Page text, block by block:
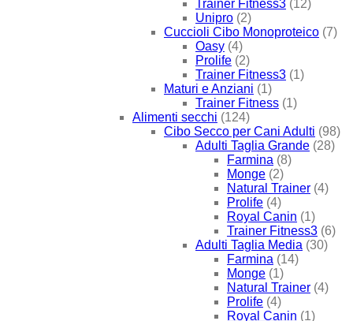
Trainer Fitness3 (12)
Unipro (2)
Cuccioli Cibo Monoproteico (7)
Oasy (4)
Prolife (2)
Trainer Fitness3 (1)
Maturi e Anziani (1)
Trainer Fitness (1)
Alimenti secchi (124)
Cibo Secco per Cani Adulti (98)
Adulti Taglia Grande (28)
Farmina (8)
Monge (2)
Natural Trainer (4)
Prolife (4)
Royal Canin (1)
Trainer Fitness3 (6)
Adulti Taglia Media (30)
Farmina (14)
Monge (1)
Natural Trainer (4)
Prolife (4)
Royal Canin (1)